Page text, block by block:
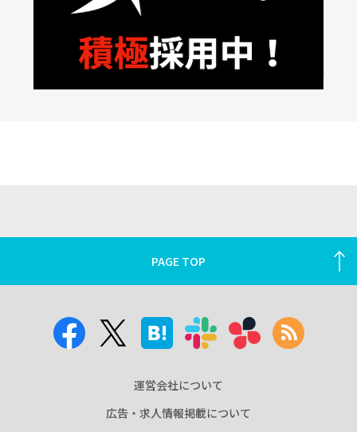
PAGE TOP
運営会社について
広告・求人情報掲載について